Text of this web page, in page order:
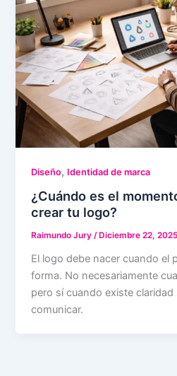
Diseño, Identidad de marca
¿Cuándo es el
crear tu logo?
Raimundo Jury/ Diciembre 22, 2025
El logo debe nacer cuando el
forma. No necesariamente
pero sí cuando existe
comunicar.